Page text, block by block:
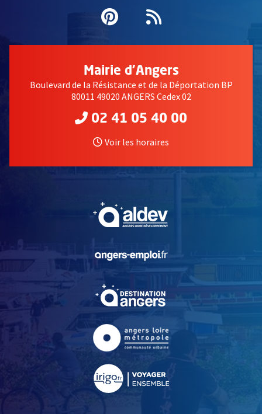
Pinterest
, Ouvre une
Flux RSS
Mairie d'Angers
Boulevard de la Résistance et de la Déportation BP
80011 49020 ANGERS Cedex 02
02 41 05 40 00
Voir les horaires
, Ouvre une nouvelle
, Ouvre une nouvelle